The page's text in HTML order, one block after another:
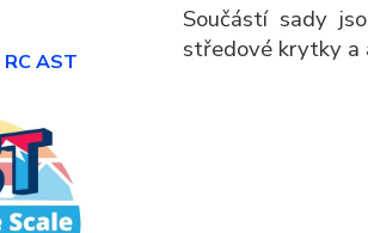
RC AST
Součástí sady
středové krytky a